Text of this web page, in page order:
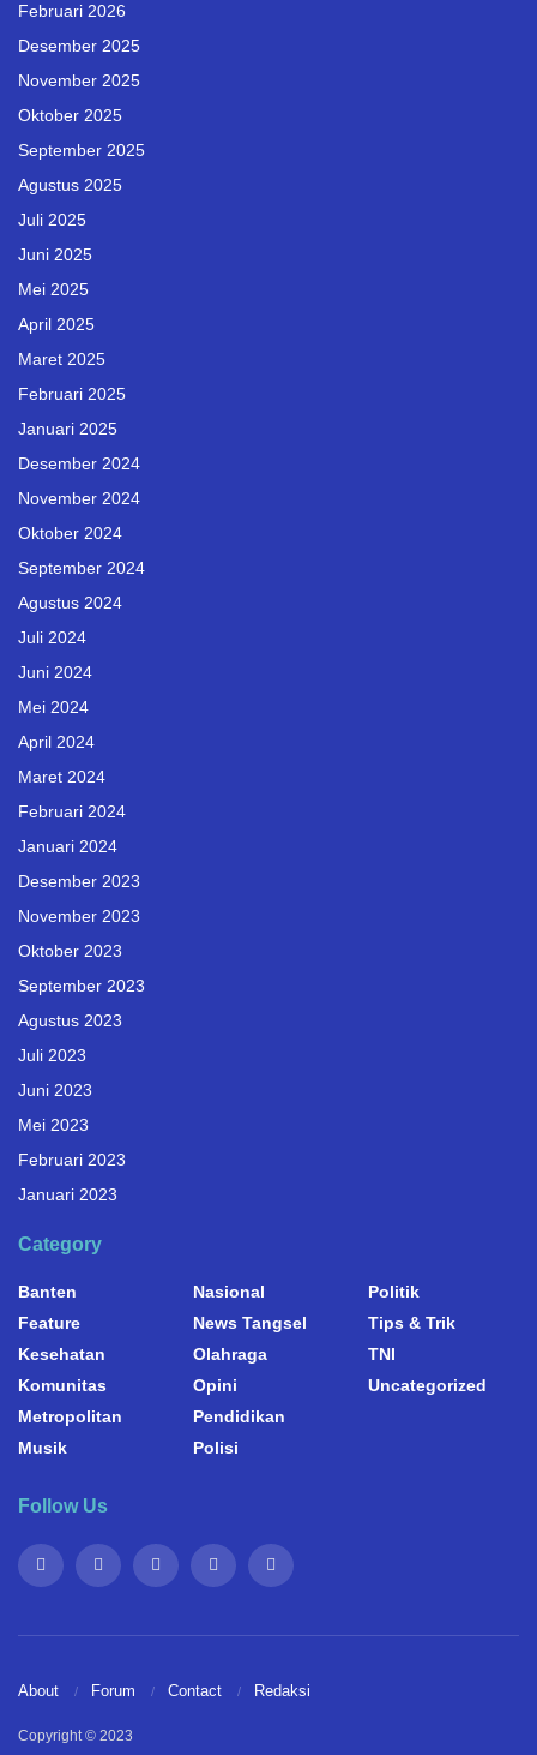
Februari 2026
Desember 2025
November 2025
Oktober 2025
September 2025
Agustus 2025
Juli 2025
Juni 2025
Mei 2025
April 2025
Maret 2025
Februari 2025
Januari 2025
Desember 2024
November 2024
Oktober 2024
September 2024
Agustus 2024
Juli 2024
Juni 2024
Mei 2024
April 2024
Maret 2024
Februari 2024
Januari 2024
Desember 2023
November 2023
Oktober 2023
September 2023
Agustus 2023
Juli 2023
Juni 2023
Mei 2023
Februari 2023
Januari 2023
Category
Banten
Feature
Kesehatan
Komunitas
Metropolitan
Musik
Nasional
News Tangsel
Olahraga
Opini
Pendidikan
Polisi
Politik
Tips & Trik
TNI
Uncategorized
Follow Us
About Forum Contact Redaksi
Copyright © 2023